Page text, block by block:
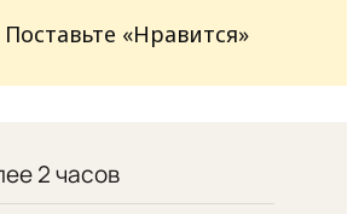
Поставьте «Нравится»
2 часов